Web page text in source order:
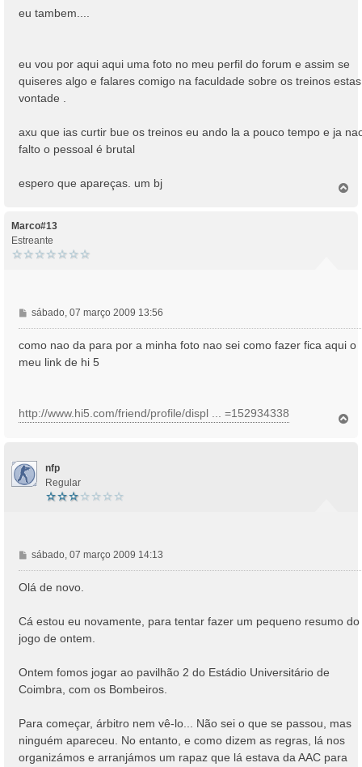
e
eu tambem....
eu vou por aqui aqui uma foto no meu perfil do forum e assim se
quiseres algo e falares comigo na faculdade sobre os treinos
vontade .
axu que ias curtir bue os treinos eu ando la a pouco tempo e ja
falto o pessoal é brutal
espero que apareças. um bj
Marco#13
Estreante
M
e
n
a
m
sábado, 07 março 2009 13:56
como nao da para por a minha foto nao sei como fazer fica aqui o
meu link de hi 5
http://www.hi5.com/friend/profile/displ ... =152934338
nfp
Regular
M
e
n
g
e
sábado, 07 março 2009 14:13
Olá de novo.
Cá estou eu novamente, para tentar fazer um pequeno resumo do
jogo de ontem.
Ontem fomos jogar ao pavilhão 2 do Estádio Universitário de
Coimbra, com os Bombeiros.
Para começar, árbitro nem vê-lo... Não sei o que se passou, mas
ninguém apareceu. No entanto, e como dizem as regras, lá nos
organizámos e arranjámos um rapaz que lá estava da AAC para